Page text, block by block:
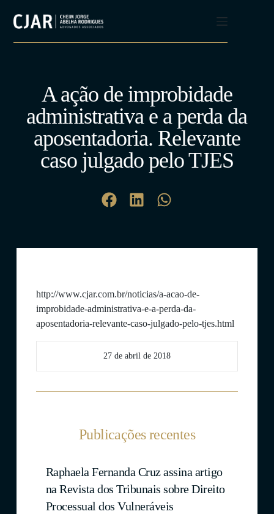
A ação de improbidade
administrativa e a perda da
aposentadoria. Relevante
caso julgado pelo TJES
http://www.cjar.com.br/noticias/a-acao-de-
improbidade-administrativa-e-a-perda-da-
aposentadoria-relevante-caso-julgado-pelo-tjes.html
27 de abril de 2018
Publicações recentes
Raphaela Fernanda Cruz assina artigo
na Revista dos Tribunais sobre Direito
Processual dos Vulneráveis